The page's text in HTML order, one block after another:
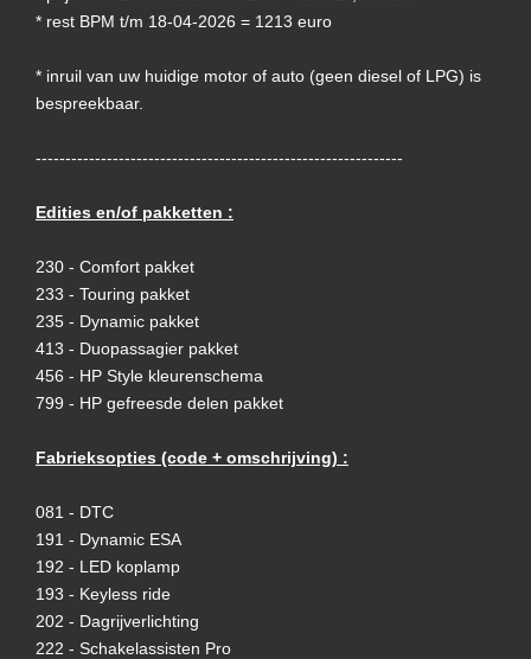
* rest BPM t/m 18-04-2026 = 1213 euro
* inruil van uw huidige motor of auto (geen diesel of LPG) is
bespreekbaar.
--------------------------------------------------------------
Edities en/of pakketten :
230 - Comfort pakket
233 - Touring pakket
235 - Dynamic pakket
413 - Duopassagier pakket
456 - HP Style kleurenschema
799 - HP gefreesde delen pakket
Fabrieksopties (code + omschrijving) :
081 - DTC
191 - Dynamic ESA
192 - LED koplamp
193 - Keyless ride
202 - Dagrijverlichting
222 - Schakelassisten Pro